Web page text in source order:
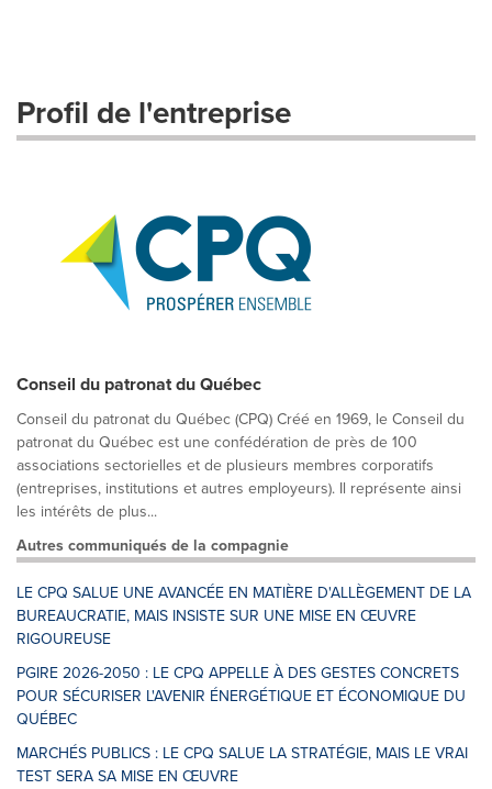
Profil de l'entreprise
Conseil du patronat du Québec
Conseil du patronat du Québec (CPQ) Créé en 1969, le Conseil du
patronat du Québec est une confédération de près de 100
associations sectorielles et de plusieurs membres corporatifs
(entreprises, institutions et autres employeurs). Il représente ainsi
les intérêts de plus...
Autres communiqués de la compagnie
LE CPQ SALUE UNE AVANCÉE EN MATIÈRE D'ALLÈGEMENT DE LA
BUREAUCRATIE, MAIS INSISTE SUR UNE MISE EN ŒUVRE
RIGOUREUSE
PGIRE 2026-2050 : LE CPQ APPELLE À DES GESTES CONCRETS
POUR SÉCURISER L'AVENIR ÉNERGÉTIQUE ET ÉCONOMIQUE DU
QUÉBEC
MARCHÉS PUBLICS : LE CPQ SALUE LA STRATÉGIE, MAIS LE VRAI
TEST SERA SA MISE EN ŒUVRE